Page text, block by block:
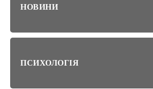
НОВИНИ
ПСИХОЛОГІЯ